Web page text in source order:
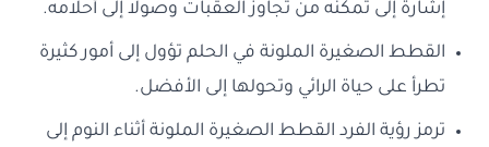
إشارة إلى تمكنه من تجاوز العقبات وصولا إلى أحلامه.
القطط الصغيرة الملونة في الحلم تؤول إلى أمور كثيرة
تطرأ على حياة الرائي وتحولها إلى الأفضل.
ترمز رؤية الفرد القطط الصغيرة الملونة أثناء النوم إلى